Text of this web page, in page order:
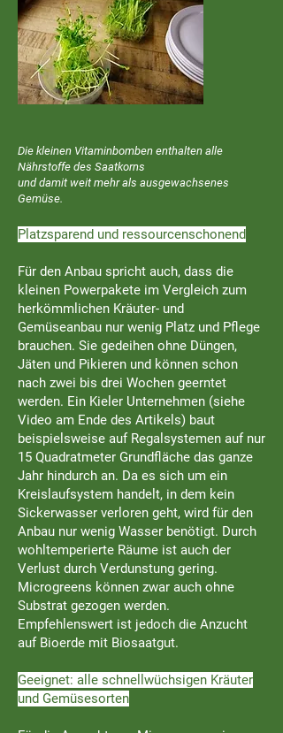
Die kleinen Vitaminbomben enthalten alle
Nährstoffe des Saatkorns
und damit weit mehr als ausgewachsenes
Gemüse.
Platzsparend und ressourcenschonend
Für den Anbau spricht auch, dass die
kleinen Powerpakete im Vergleich zum
herkömmlichen Kräuter- und
Gemüseanbau nur wenig Platz und Pflege
brauchen. Sie gedeihen ohne Düngen,
Jäten und Pikieren und können schon
nach zwei bis drei Wochen geerntet
werden. Ein Kieler Unternehmen (siehe
Video am Ende des Artikels) baut
beispielsweise auf Regalsystemen auf nur
15 Quadratmeter Grundfläche das ganze
Jahr hindurch an. Da es sich um ein
Kreislaufsystem handelt, in dem kein
Sickerwasser verloren geht, wird für den
Anbau nur wenig Wasser benötigt. Durch
wohltemperierte Räume ist auch der
Verlust durch Verdunstung gering.
Microgreens können zwar auch ohne
Substrat gezogen werden.
Empfehlenswert ist jedoch die Anzucht
auf Bioerde mit Biosaatgut.
Geeignet: alle schnellwüchsigen Kräuter
und Gemüsesorten